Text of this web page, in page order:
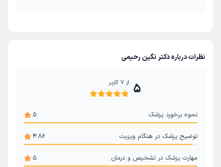
نظرات درباره دکتر نگین رحیمی
5 از 7کاربر
نحوه برخورد پزشک 5
توضیح پزشک در هنگام ویزیت 4.86
مهارت پزشک در تشخیص و درمان 5